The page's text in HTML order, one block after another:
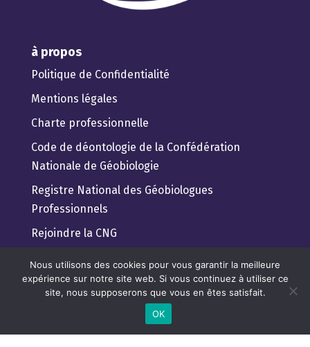
à propos
Politique de Confidentialité
Mentions légales
Charte professionnelle
Code de déontologie de la Confédération
Nationale de Géobiologie
Registre National des Géobiologues
Professionnels
Rejoindre la CNG
Trouver un géobiologue Professionnel
Lexique de géobiologie pour tous
Nous utilisons des cookies pour vous garantir la meilleure
expérience sur notre site web. Si vous continuez à utiliser ce
site, nous supposerons que vous en êtes satisfait.
OK